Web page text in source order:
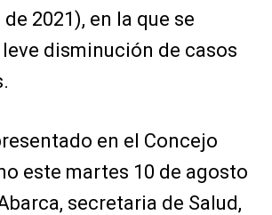
2021), en la que se
disminución de casos
en el Concejo
este martes 10 de agosto
secretaria de Salud,